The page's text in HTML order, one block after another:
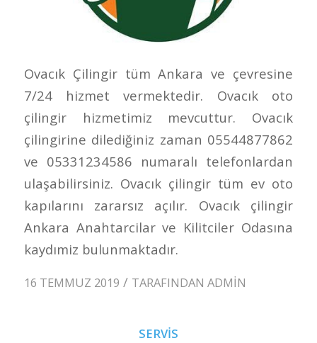
Ovacık Çilingir tüm Ankara ve çevresine
7/24 hizmet vermektedir. Ovacık oto
çilingir hizmetimiz mevcuttur. Ovacık
çilingirine dilediğiniz zaman 05544877862
ve 05331234586 numaralı telefonlardan
ulaşabilirsiniz. Ovacık çilingir tüm ev oto
kapılarını zararsız açılır. Ovacık çilingir
Ankara Anahtarcilar ve Kilitciler Odasına
kaydımiz bulunmaktadır.
16 TEMMUZ 2019 / TARAFINDAN ADMIN
SERVIS